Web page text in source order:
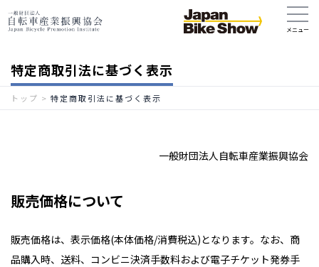
特定商取引法に基づく表示
トップ > 特定商取引法に基づく表示
一般財団法人自転車産業振興協会
販売価格について
販売価格は、表示価格(本体価格/消費税込)となります。なお、商
品購入時、送料、コンビニ決済手数料および電子チケット発券手